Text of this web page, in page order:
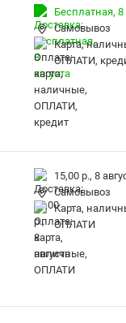
Бесплатная, 8
Самовывоз
карта, наличные,
ОПЛАТИ,
15,00 р., 8
Самовывоз
карта, наличные,
ОПЛАТИ